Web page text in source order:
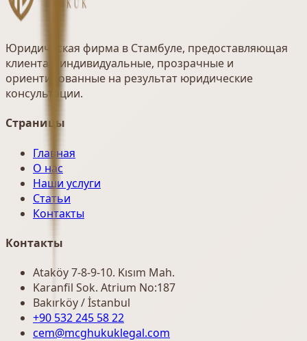
Юридическая фирма в Стамбуле, предоставляющая
клиентам индивидуальные, прозрачные и
ориентированные на результат юридические
консультации.
Страницы
Главная
О нас
Наши услуги
Статьи
Контакты
Контакты
Ataköy 7-8-9-10. Kısım Mah.
Karanfil Sok. Atrium No:187
Bakırköy / İstanbul
+90 532 245 58 22
cem@mcghukuklegal.com